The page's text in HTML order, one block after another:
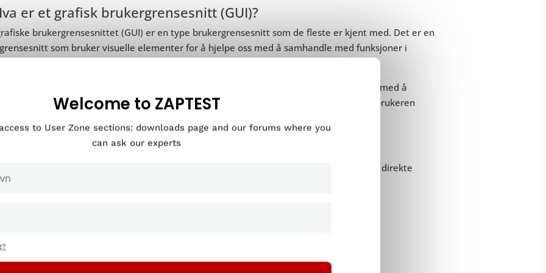
er et grafisk brukergrensesnitt (GUI)?
brukergrensesnittet (GUI) er en type brukergrensesnitt som de fleste er kjent med. Det er en
som bruker visuelle elementer for å hjelpe oss med å samhandle med funksjoner i
for eksempel bruke menyer eller verktøylinjer som inkluderer ikoner for å hjelpe deg med å
gjennom et system. Til og med tekst fungerer godt i GUI-er som en måte å veilede brukeren
hjelpe deg bedre å forstå disse to formene for datamaskininteraksjon, ta en titt på den direkte
mellom brukergrensesnitt og grafisk brukergrensesnitt nedenfor:
for brukergrensesnitt
er en type plattform som lar brukere samhandle med enheter
Welcome to ZAPTEST
to User Zone sections: downloads page and our forums where you
can ask our experts